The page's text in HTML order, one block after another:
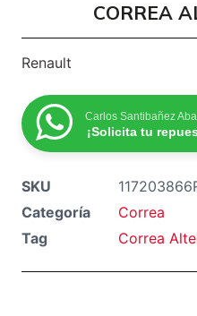
CORREA
Renault
Carlos Santibañez
¡Solicita tu
SKU
Categoría
Correa
Tag
Correa